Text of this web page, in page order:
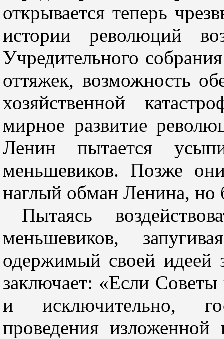
открывается теперь
истории революций
Учредительного
оттяжек, возможность
хозяйственной
мирное развитие
Ленин пытается
меньшевиков. Позже
наглый обман Ленина, но
Пытаясь
меньшевиков,
одержимый своей идеей
заключает: «Если Советы
и исключительно,
проведения